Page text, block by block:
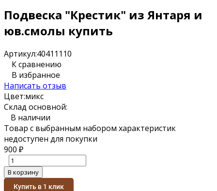
Подвеска "Крестик" из Янтаря и
юв.смолы купить
Артикул:40411110
К сравнению
В избранное
Написать отзыв
Цвет:микс
Склад основной:
В наличии
Товар с выбранным набором характеристик
недоступен для покупки
900 ₽
В корзину
Купить в 1 клик